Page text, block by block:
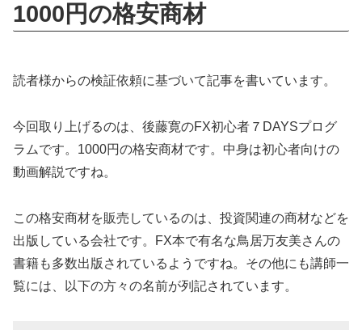
1000円の格安商材
読者様からの検証依頼に基づいて記事を書いています。
今回取り上げるのは、後藤寛のFX初心者７DAYSプログ
ラムです。1000円の格安商材です。中身は初心者向けの
動画解説ですね。
この格安商材を販売しているのは、投資関連の商材などを
出版している会社です。FX本で有名な鳥居万友美さんの
書籍も多数出版されているようですね。その他にも講師一
覧には、以下の方々の名前が列記されています。